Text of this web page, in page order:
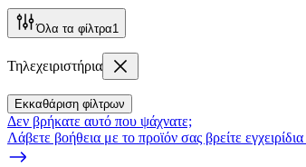
Όλα τα φίλτρα1
Τηλεχειριστήρια
Εκκαθάριση φίλτρων
Δεν βρήκατε αυτό που ψάχνατε;
Λάβετε βοήθεια με το προϊόν σας βρείτε